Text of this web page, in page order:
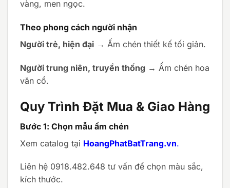
vàng, men ngọc.
Theo phong cách người nhận
Người trẻ, hiện đại → Ấm chén thiết kế tối giản.
Người trung niên, truyền thống → Ấm chén hoa
văn cổ.
Quy Trình Đặt Mua & Giao Hàng
Bước 1: Chọn mẫu ấm chén
Xem catalog tại HoangPhatBatTrang.vn.
Liên hệ 0918.482.648 tư vấn để chọn màu sắc,
kích thước.